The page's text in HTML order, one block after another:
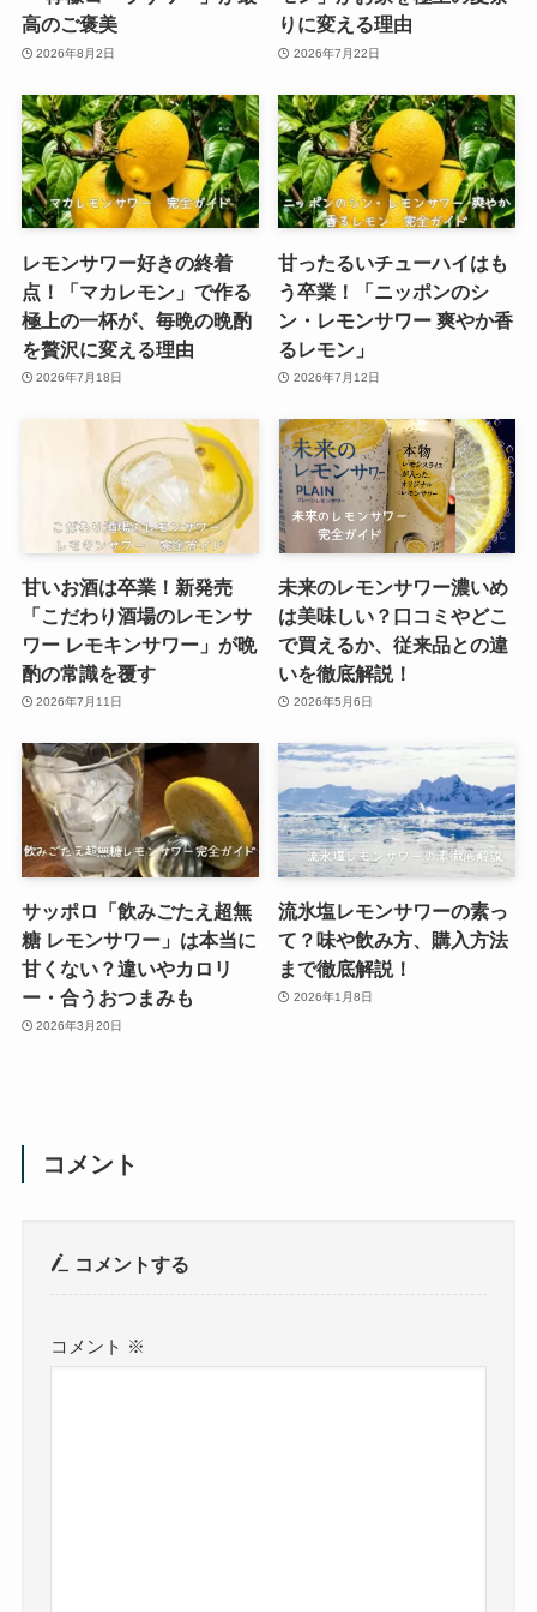
高のご褒美
2026年8月2日
りに変える理由
2026年7月22日
レモンサワー好きの終着
点！「マカレモン」で作る
極上の一杯が、毎晩の晩酌
を贅沢に変える理由
2026年7月18日
甘ったるいチューハイはも
う卒業！「ニッポンのシ
ン・レモンサワー 爽やか香
るレモン」
2026年7月12日
甘いお酒は卒業！新発売
「こだわり酒場のレモンサ
ワー レモキンサワー」が晩
酌の常識を覆す
2026年7月11日
未来のレモンサワー濃いめ
は美味しい？口コミやどこ
で買えるか、従来品との違
いを徹底解説！
2026年5月6日
サッポロ「飲みごたえ超無
糖 レモンサワー」は本当に
甘くない？違いやカロリ
ー・合うおつまみも
2026年3月20日
流氷塩レモンサワーの素っ
て？味や飲み方、購入方法
まで徹底解説！
2026年1月8日
コメント
コメントする
コメント ※